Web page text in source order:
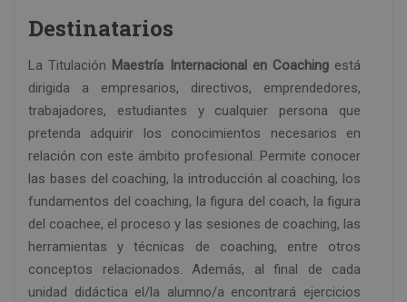
Destinatarios
La Titulación Maestría Internacional en Coachingestá
dirigida a empresarios, directivos, emprendedores,
trabajadores, estudiantes y cualquier persona que
pretenda adquirir los conocimientos necesarios en
relación con este ámbito profesional. Permite conocer
las bases del coaching, la introducción al coaching, los
fundamentos del coaching, la figura del coach, la figura
del coachee, el proceso y las sesiones de coaching, las
herramientas y técnicas de coaching, entre otros
conceptos relacionados. Además, al final de cada
unidad didáctica el/la alumno/a encontrará ejercicios